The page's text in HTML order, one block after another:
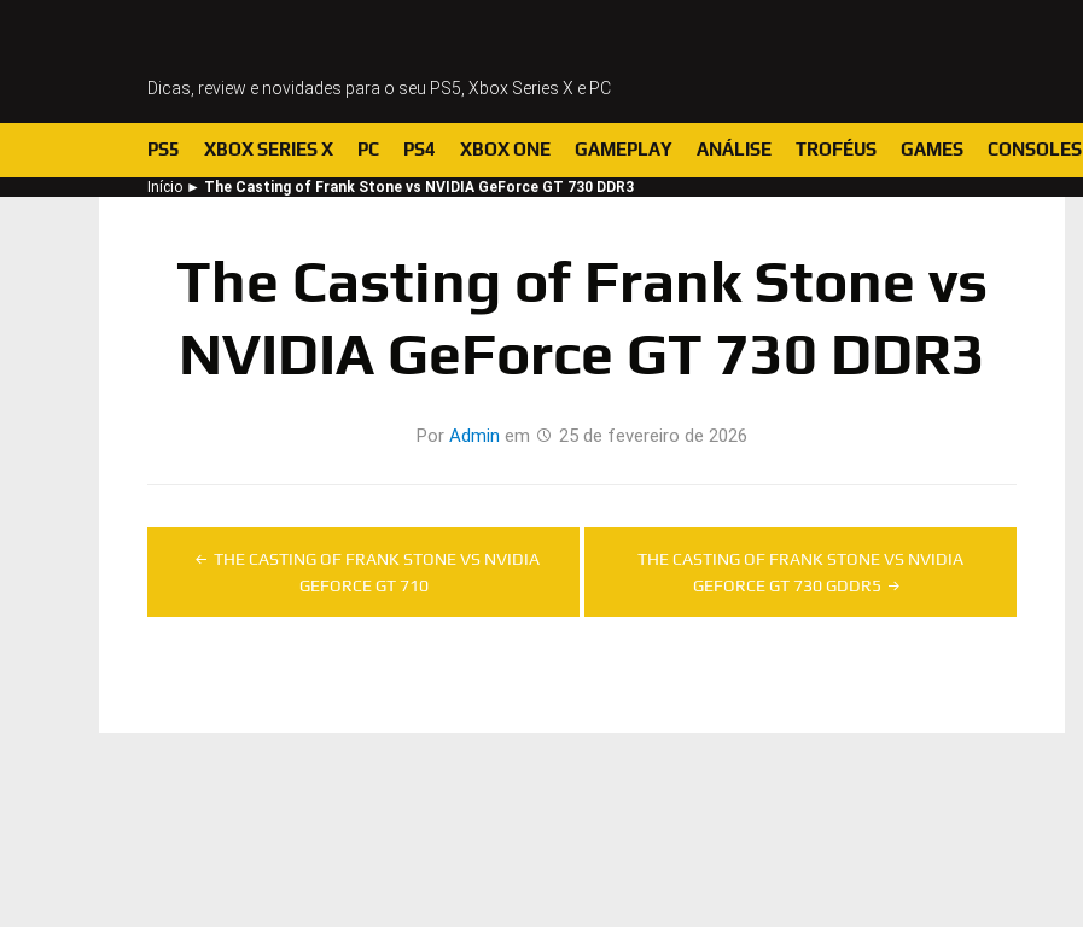
Dicas, review e novidades para o seu PS5, Xbox Series X e PC
PS5 XBOX SERIES X PC PS4 XBOX ONE GAMEPLAY ANÁLISE TROFÉUS GAMES CONSOLES
Início ► The Casting of Frank Stone vs NVIDIA GeForce GT 730 DDR3
The Casting of Frank Stone vs
NVIDIA GeForce GT 730 DDR3
Por Admin em 25 de fevereiro de 2026
Navegação
THE CASTING OF FRANK STONE VS NVIDIA
GEFORCE GT 710
THE CASTING OF FRANK STONE VS NVIDIA
GEFORCE GT 730 GDDR5